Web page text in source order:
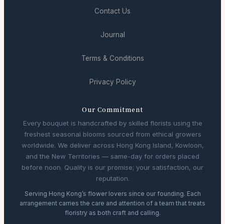
Contact Us
Journal
Terms & Conditions
Privacy Policy
Our Commitment
Every bouquet is handcrafted by skilled florists using the
freshest seasonal blooms sourced from ethical growers
worldwide. We deliver across Hong Kong Island, Kowloon,
and the New Territories — same-day for orders placed
before noon. Quality is our promise; your satisfaction, our
reputation.
Serving Hong Kong’s flower lovers since our founding. Each
arrangement carries the care and attention of a team that treats
floristry as both craft and calling.